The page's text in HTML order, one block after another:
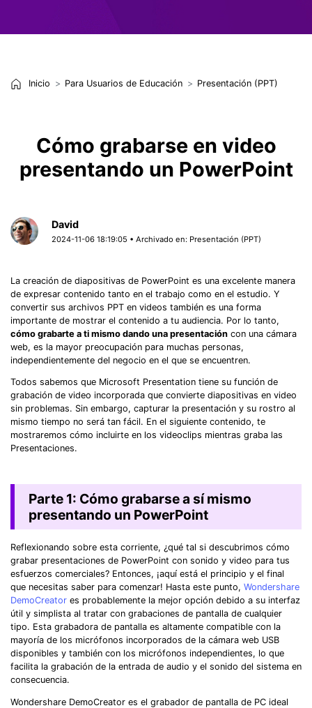
Inicio Para Usuarios de Educación Presentación (PPT)
Cómo grabarse en video
presentando un PowerPoint
David
2024-11-06 18:19:05 • Archivado en: Presentación (PPT)
La creación de diapositivas de PowerPoint es una excelente manera
de expresar contenido tanto en el trabajo como en el estudio. Y
convertir sus archivos PPT en videos también es una forma
importante de mostrar el contenido a tu audiencia. Por lo tanto,
cómo grabarte a ti mismo dando una presentación con una cámara
web, es la mayor preocupación para muchas personas,
independientemente del negocio en el que se encuentren.
Todos sabemos que Microsoft Presentation tiene su función de
grabación de video incorporada que convierte diapositivas en video
sin problemas. Sin embargo, capturar la presentación y su rostro al
mismo tiempo no será tan fácil. En el siguiente contenido, te
mostraremos cómo incluirte en los videoclips mientras graba las
Presentaciones.
Parte 1: Cómo grabarse a sí mismo
presentando un PowerPoint
Reflexionando sobre esta corriente, ¿qué tal si descubrimos cómo
grabar presentaciones de PowerPoint con sonido y video para tus
esfuerzos comerciales? Entonces, ¡aquí está el principio y el final
que necesitas saber para comenzar! Hasta este punto, Wondershare
DemoCreator es probablemente la mejor opción debido a su interfaz
útil y simplista al tratar con grabaciones de pantalla de cualquier
tipo. Esta grabadora de pantalla es altamente compatible con la
mayoría de los micrófonos incorporados de la cámara web USB
disponibles y también con los micrófonos independientes, lo que
facilita la grabación de la entrada de audio y el sonido del sistema en
consecuencia.
Wondershare DemoCreator es el grabador de pantalla de PC ideal